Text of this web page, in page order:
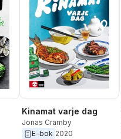
Kinamat varje dag
Jonas Cramby
E-bok 2020